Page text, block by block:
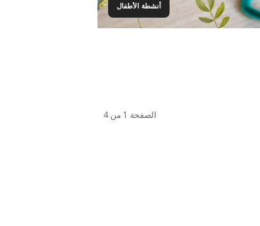
أنشطة الأطفال
الصفحة 1 من 4